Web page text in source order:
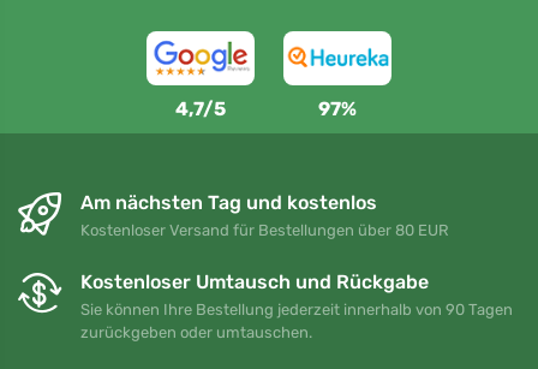
4,7/5 97%
Am nächsten Tag und kostenlos
Kostenloser Versand für Bestellungen über 80 EUR
Kostenloser Umtausch und Rückgabe
Sie können Ihre Bestellung jederzeit innerhalb von 90 Tagen
zurückgeben oder umtauschen.